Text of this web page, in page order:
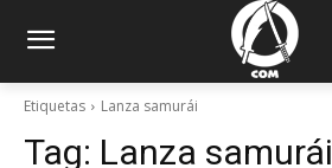
Etiquetas Lanza samurái
Tag: Lanza samurái